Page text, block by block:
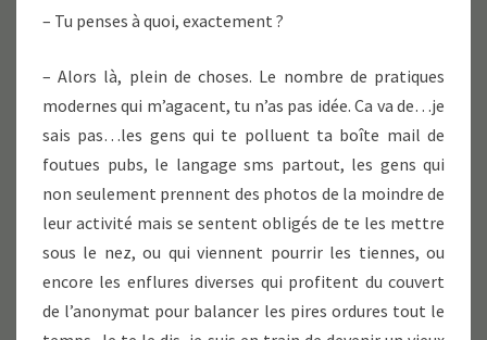
– Tu penses à quoi, exactement ?
– Alors là, plein de choses. Le nombre de pratiques
modernes qui m’agacent, tu n’as pas idée. Ca va de…je
sais pas…les gens qui te polluent ta boîte mail de
foutues pubs, le langage sms partout, les gens qui
non seulement prennent des photos de la moindre de
leur activité mais se sentent obligés de te les mettre
sous le nez, ou qui viennent pourrir les tiennes, ou
encore les enflures diverses qui profitent du couvert
de l’anonymat pour balancer les pires ordures tout le